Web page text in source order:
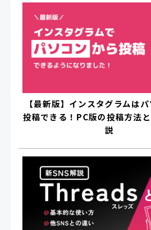
【最新版】インスタグラムは
投稿できる！PC版の投稿方法
説